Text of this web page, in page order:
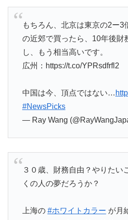
もちろん、北京は東京の2ー3
の近郊で買ったら、10年後財
し、もう相当高いです。
広州：https://t.co/YPRsdfrfl2
中国は今、頂点ではない…
#NewsPicks
— Ray Wang
３０歳、財務自由？やりたい
くの人の夢だろうか？
上海の #ホワイトカラー が月